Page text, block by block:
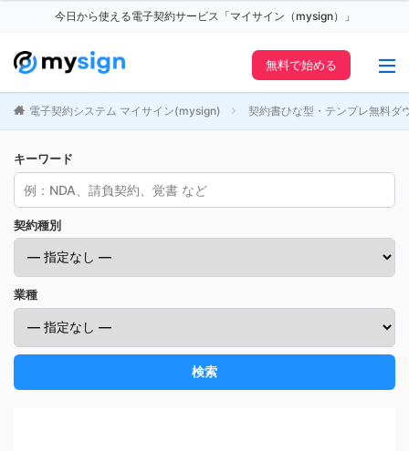
今日から使える電子契約サービス「マイサイン（mysign）」
無料で始める
電子契約システム マイサイン(mysign) 契約書ひな型・テンプレ無料ダ
キーワード
契約種別
業種
検索